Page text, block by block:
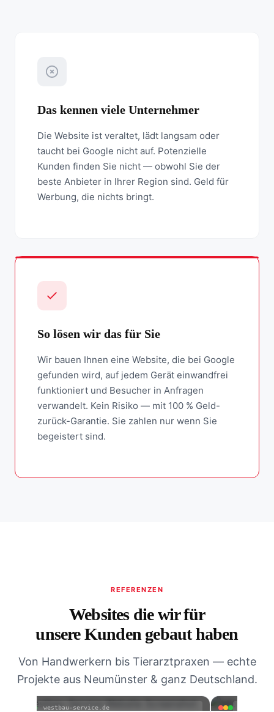
Das kennen viele Unternehmer
Die Website ist veraltet, lädt langsam oder
taucht bei Google nicht auf. Potenzielle
Kunden finden Sie nicht — obwohl Sie der
beste Anbieter in Ihrer Region sind. Geld für
Werbung, die nichts bringt.
So lösen wir das für Sie
Wir bauen Ihnen eine Website, die bei Google
gefunden wird, auf jedem Gerät einwandfrei
funktioniert und Besucher in Anfragen
verwandelt. Kein Risiko — mit 100 % Geld-
zurück-Garantie. Sie zahlen nur wenn Sie
begeistert sind.
REFERENZEN
Websites die wir für
unsere Kunden gebaut haben
Von Handwerkern bis Tierarztpraxen — echte
Projekte aus Neumünster & ganz Deutschland.
westbau-service.de